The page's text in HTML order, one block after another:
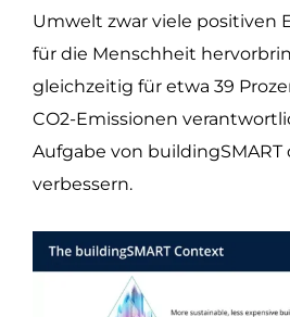
Umwelt zwar viele positiven
für die Menschheit
gleichzeitig für etwa 39
CO2-Emissionen
Aufgabe von buildingSMART
verbessern.